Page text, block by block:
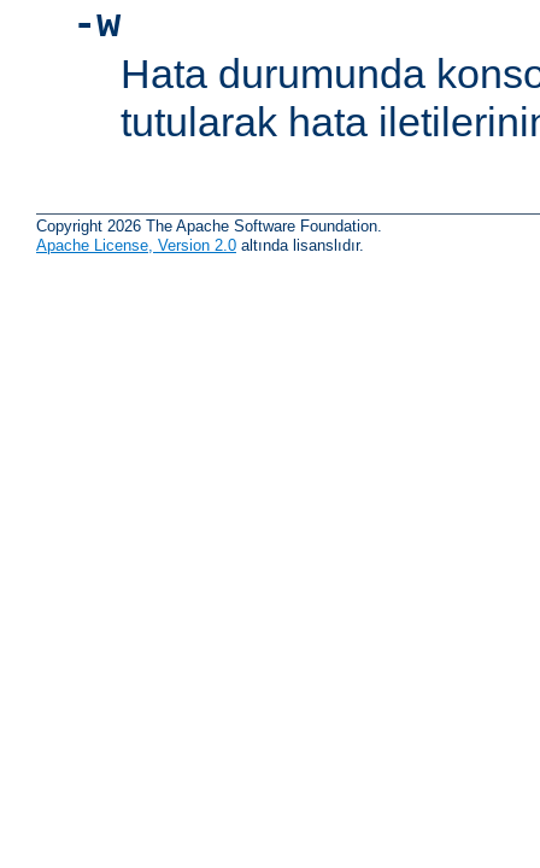
-w
Hata durumunda
tutularak hata
Copyright 2026 The Apache Software Foundation.
Apache License, Version 2.0 altında lisanslıdır.